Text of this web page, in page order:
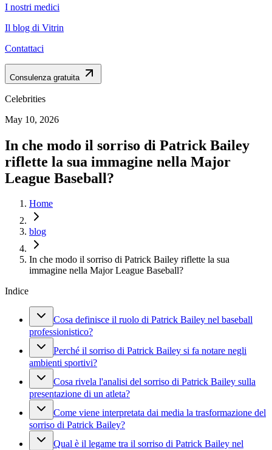
I nostri medici
Il blog di Vitrin
Contattaci
Consulenza gratuita
Celebrities
May 10, 2026
In che modo il sorriso di Patrick Bailey
riflette la sua immagine nella Major
League Baseball?
Home
blog
In che modo il sorriso di Patrick Bailey riflette la sua
immagine nella Major League Baseball?
Indice
Cosa definisce il ruolo di Patrick Bailey nel baseball
professionistico?
Perché il sorriso di Patrick Bailey si fa notare negli
ambienti sportivi?
Cosa rivela l'analisi del sorriso di Patrick Bailey sulla
presentazione di un atleta?
Come viene interpretata dai media la trasformazione del
sorriso di Patrick Bailey?
Qual è il legame tra il sorriso di Patrick Bailey nel